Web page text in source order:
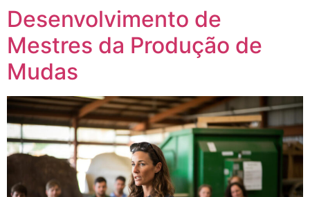
Desenvolvimento de
Mestres da Produção de
Mudas